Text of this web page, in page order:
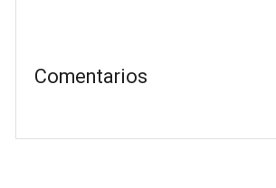
Comentarios